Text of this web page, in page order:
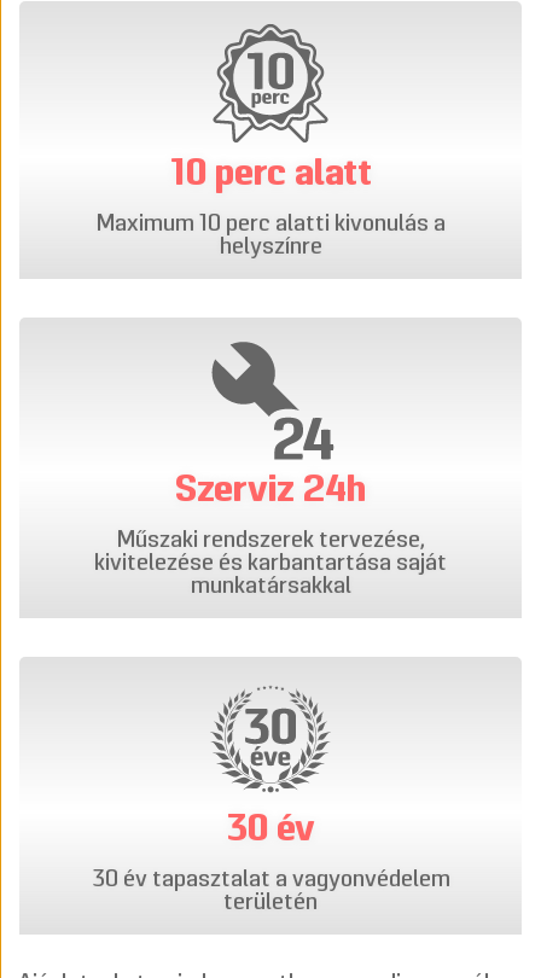
10 perc alatt
Maximum 10 perc alatti kivonulás a
helyszínre
Szerviz 24h
Műszaki rendszerek tervezése,
kivitelezése és karbantartása saját
munkatársakkal
30 év
30 év tapasztalat a vagyonvédelem
területén